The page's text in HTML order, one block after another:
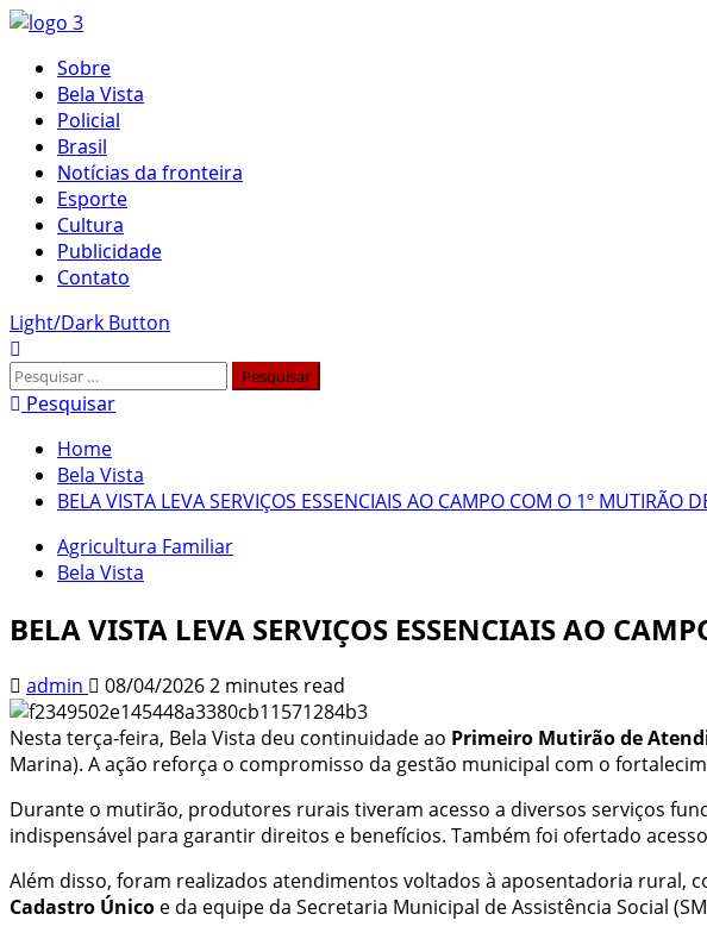
Skip
content
Primary
Menu
Sobre
Bela Vista
Policial
Brasil
Notícias da fronteira
Esporte
Cultura
Publicidade
Contato
Light/Dark Button
Pesquisar
por:Pesquisar
Home
Bela Vista
BELA VISTA LEVA SERVIÇOS ESSENCIAIS AO CAMPO COM O 1º MUTIRÃO
Agricultura Familiar
Bela Vista
BELA VISTA LEVA SERVIÇOS ESSENCIAIS AO
admin 08/04/20262 minutes read
Nesta terça-feira, Bela Vista deu continuidade ao Primeiro Mutirão de
Marina). A ação reforça o compromisso da gestão municipal com o
Durante o mutirão, produtores rurais tiveram acesso a diversos serviços
indispensável para garantir direitos e benefícios. Também foi ofertado
Além disso, foram realizados atendimentos voltados à aposentadoria rural,
Cadastro Único e da equipe da Secretaria Municipal de Assistência Social